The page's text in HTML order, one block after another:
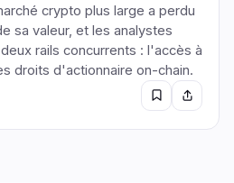
crypto plus large a perdu
sa valeur, et les analystes
rails concurrents : l'accès à
droits d'actionnaire on-chain.